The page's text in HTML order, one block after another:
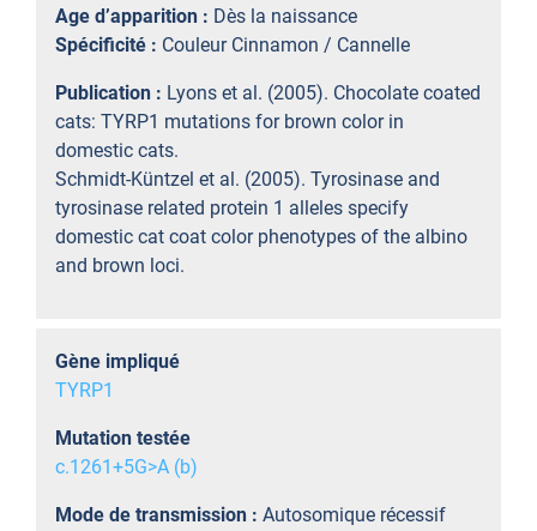
Age d’apparition : Dès la naissance
Spécificité : Couleur Cinnamon / Cannelle
Publication : Lyons et al. (2005). Chocolate coated
cats: TYRP1 mutations for brown color in
domestic cats.
Schmidt-Küntzel et al. (2005). Tyrosinase and
tyrosinase related protein 1 alleles specify
domestic cat coat color phenotypes of the albino
and brown loci.
Gène impliqué
TYRP1
Mutation testée
c.1261+5G>A (b)
Mode de transmission : Autosomique récessif